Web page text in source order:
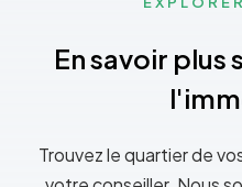
En savoir plus
Trouvez le quartier de